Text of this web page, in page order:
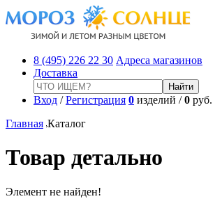
8 (495) 226 22 30 Адреса магазинов
Доставка
Вход /Регистрация 0 изделий /0 руб.
Главная Каталог
Товар детально
Элемент не найден!